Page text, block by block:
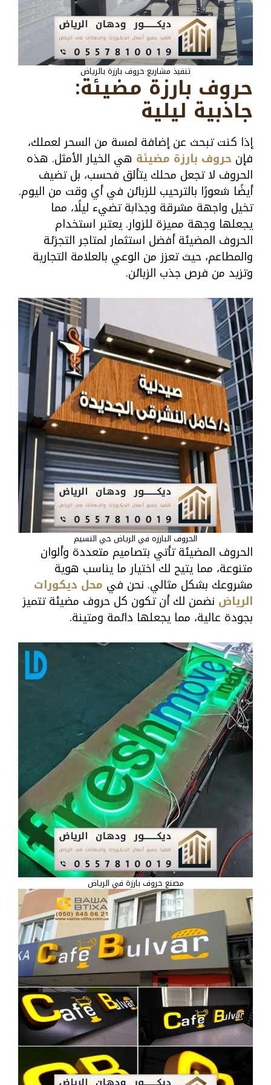
تنفيذ مشاريع حروف بارزة بالرياض
حروف بارزة مضيئة:
جاذبية ليلية
إذا كنت تبحث عن إضافة لمسة من السحر لعملك،
فإن حروف بارزة مضيئة هي الخيار الأمثل. هذه
الحروف لا تجعل محلك يتألق فحسب، بل تضيف
أيضًا شعورًا بالترحيب للزبائن في أي وقت من اليوم.
تخيل واجهة مشرقة وجذابة تضيء ليلًا، مما
يجعلها وجهة مميزة للزوار. يعتبر استخدام
الحروف المضيئة أفضل استثمار لمتاجر التجزئة
والمطاعم، حيث تعزز من الوعي بالعلامة التجارية
وتزيد من فرص جذب الزبائن.
الحروف البارزه في الرياض حي النسيم
الحروف المضيئة تأتي بتصاميم متعددة وألوان
متنوعة، مما يتيح لك اختيار ما يناسب هوية
مشروعك بشكل مثالي. نحن في محل ديكورات
الرياض نضمن لك أن تكون كل حروف مضيئة تتميز
بجودة عالية، مما يجعلها دائمة ومتينة.
مصنع حروف بارزة في الرياض